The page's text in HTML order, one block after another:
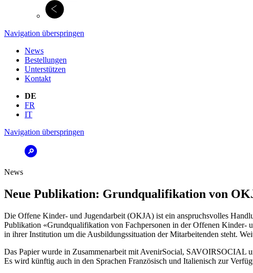
Navigation überspringen
News
Bestellungen
Unterstützen
Kontakt
DE
FR
IT
Navigation überspringen
News
Neue Publikation: Grundqualifikation von
Die Offene Kinder- und Jugendarbeit (OKJA) ist ein anspruchsvolles
Publikation «Grundqualifikation von Fachpersonen in der Offenen Kinder-
in ihrer Institution um die Ausbildungssituation der Mitarbeitenden steht.
Das Papier wurde in Zusammenarbeit mit AvenirSocial, SAVOIRSOCIAL
Es wird künftig auch in den Sprachen Französisch und Italienisch zur